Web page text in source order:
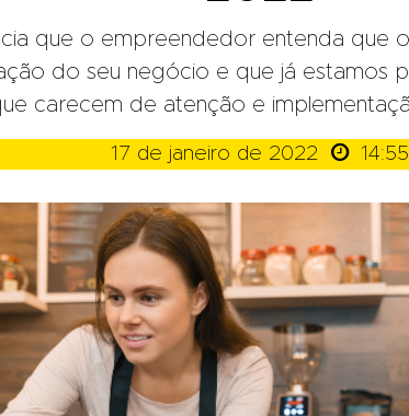
que o empreendedor entenda que
do seu negócio e que já estamos
carecem de atenção e
17 de janeiro de 2022  14:55